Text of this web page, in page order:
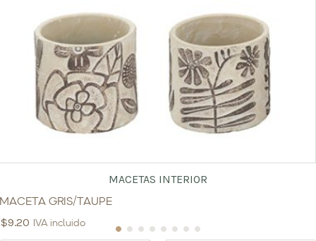
MACETAS INTERIOR
MACETA GRIS/TAUPE
$9.20 IVA incluido